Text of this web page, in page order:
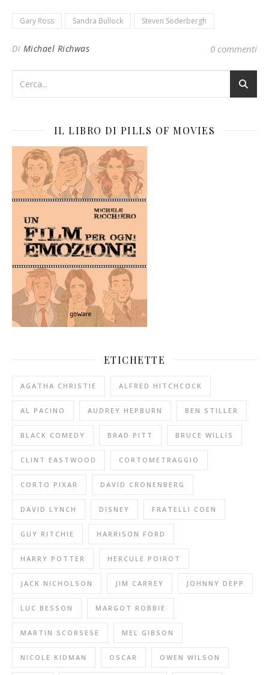
Gary Ross Sandra Bullock Steven Soderbergh
Di Michael Richwas 0 commenti
IL LIBRO DI PILLS OF MOVIES
ETICHETTE
AGATHA CHRISTIE ALFRED HITCHCOCK
AL PACINO AUDREY HEPBURN BEN STILLER
BLACK COMEDY BRAD PITT BRUCE WILLIS
CLINT EASTWOOD CORTOMETRAGGIO
CORTO PIXAR DAVID CRONENBERG
DAVID LYNCH DISNEY FRATELLI COEN
GUY RITCHIE HARRISON FORD
HARRY POTTER HERCULE POIROT
JACK NICHOLSON JIM CARREY JOHNNY DEPP
LUC BESSON MARGOT ROBBIE
MARTIN SCORSESE MEL GIBSON
NICOLE KIDMAN OSCAR OWEN WILSON